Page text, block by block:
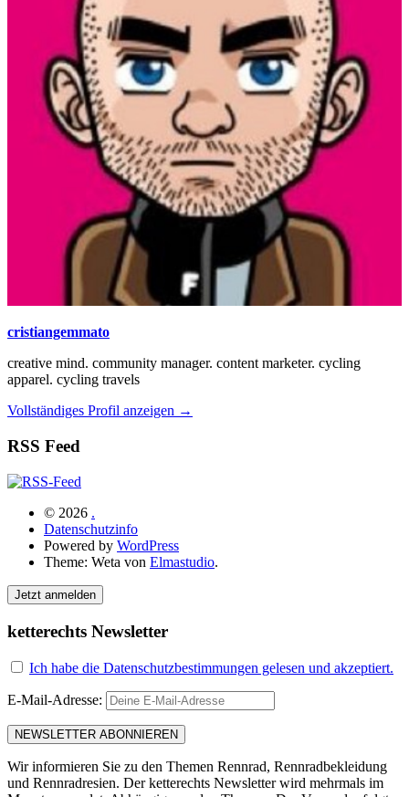
cristiangemmato
creative mind. community manager. content marketer. cycling
apparel. cycling travels
Vollständiges Profil anzeigen →
RSS Feed
© 2026 .
Datenschutzinfo
Powered by WordPress
Theme: Weta von Elmastudio.
Jetzt anmelden
ketterechts Newsletter
Ich habe die Datenschutzbestimmungen gelesen und akzeptiert.
E-Mail-Adresse:
Wir informieren Sie zu den Themen Rennrad, Rennradbekleidung
und Rennradresien. Der ketterechts Newsletter wird mehrmals im